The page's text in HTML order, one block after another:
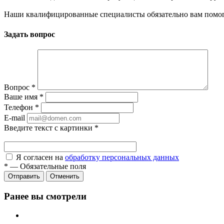
Наши квалифицированные специалисты обязательно вам
Задать вопрос
Вопрос *
Ваше имя *
Телефон *
E-mail
Введите текст с картинки *
Я согласен на обработку персональных данных
* — Обязательные поля
Отправить Отменить
Ранее вы смотрели